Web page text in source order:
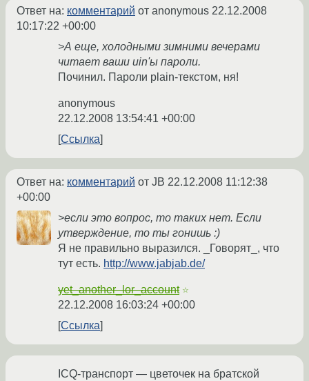
Ответ на: комментарий от anonymous 22.12.2008
10:17:22 +00:00
>А еще, холодными зимними вечерами
читает ваши uin'ы пароли.
Починил. Пароли plain-текстом, ня!
anonymous
22.12.2008 13:54:41 +00:00
Ссылка
Ответ на: комментарий от JB 22.12.2008 11:12:38
+00:00
>если это вопрос, то таких нет. Если
утверждение, то ты гонишь :)
Я не правильно выразился. _Говорят_, что
тут есть. http://www.jabjab.de/
yet_another_lor_account ☆
22.12.2008 16:03:24 +00:00
Ссылка
ICQ-транспорт — цветочек на братской